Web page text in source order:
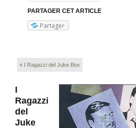
PARTAGER CET ARTICLE
Partager
« I Ragazzi del Juke Box
I
Ragazzi
del
Juke